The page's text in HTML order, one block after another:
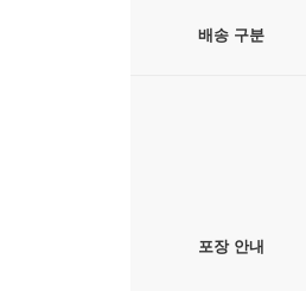
배송 구분
포장 안내